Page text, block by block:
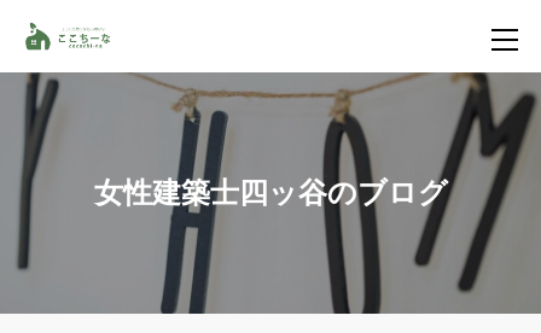
女性建築士四ッ谷のブログ
お問い合わせ 資料請求
イベント一覧
LINE登録